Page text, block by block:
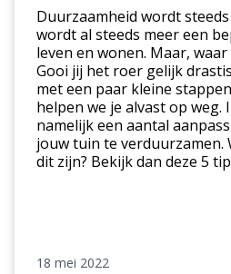
tuin
verduurzamen
Duurzaamheid wordt
wordt al steeds meer een
leven en wonen. Maar,
Gooi jij het roer gelijk
met een paar kleine
helpen we je alvast op weg.
namelijk een aantal
jouw tuin te verduurzamen.
dit zijn? Bekijk dan deze 5
18 mei 2022